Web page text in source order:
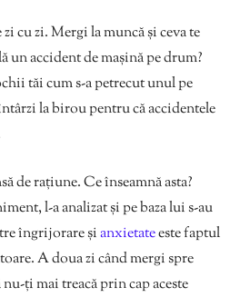
cu zi. Mergi la muncă și ceva te
un accident de mașină pe drum?
tăi cum s-a petrecut unul pe
la birou pentru că accidentele
de rațiune. Ce înseamnă asta?
l-a analizat și pe baza lui s-au
îngrijorare șianxietateeste faptul
A doua zi când mergi spre
ți mai treacă prin cap aceste